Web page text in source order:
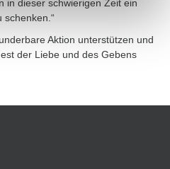
in dieser schwierigen Zeit ein
schenken.“
Aktion unterstützen und
der Liebe und des Gebens